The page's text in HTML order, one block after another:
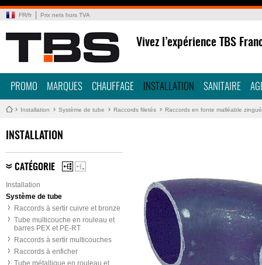
FR/fr Prix nets hors TVA
Vivez l’expérience TBS
PROMO MARQUES CHAUFFAGE INSTALLATION SANITAIRE
Installation Système de tube Raccords filetés Raccords en fonte malléable
INSTALLATION
CATÉGORIE
Installation
Système de tube
Raccords à sertir cuivre et bronze
Tube multicouche en rouleau et
barres PEX et PE-RT
Raccords à sertir multicouches
Raccords à enficher
Tube métallique en rouleau et